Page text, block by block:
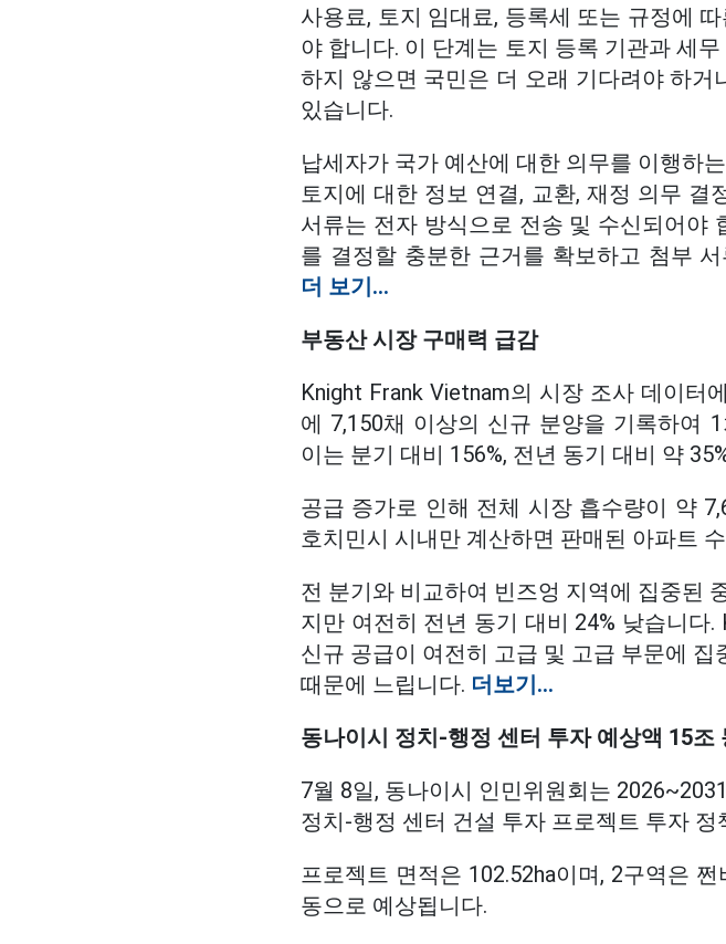
사용료, 토지 임대료, 등록세 또는 규정에
야 합니다. 이 단계는 토지 등록 기관과 세
하지 않으면 국민은 더 오래 기다려야 하
있습니다.
납세자가 국가 예산에 대한 의무를 이행하
토지에 대한 정보 연결, 교환, 재정 의무 결
서류는 전자 방식으로 전송 및 수신되어야
를 결정할 충분한 근거를 확보하고 첨부
더 보기...
부동산 시장 구매력 급감
Knight Frank Vietnam의 시장 조사 데이터
에 7,150채 이상의 신규 분양을 기록하여
이는 분기 대비 156%, 전년 동기 대비 약
공급 증가로 인해 전체 시장 흡수량이 약
호치민시 시내만 계산하면 판매된 아파트
전 분기와 비교하여 빈즈엉 지역에 집중된
지만 여전히 전년 동기 대비 24% 낮습니다
신규 공급이 여전히 고급 및 고급 부문에
때문에 느립니다. 더보기...
동나이시 정치-행정 센터 투자 예상액 15조
7월 8일, 동나이시 인민위원회는
정치-행정 센터 건설 투자 프로젝트 투자
프로젝트 면적은 102.52ha이며, 2구역은
동으로 예상됩니다.